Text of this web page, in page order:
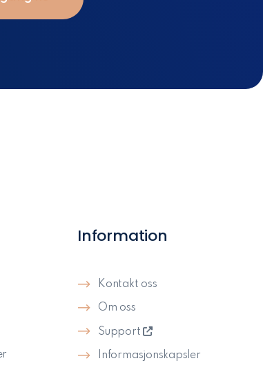
Information
Kontakt oss
Om oss
Support
Informasjonskapsler